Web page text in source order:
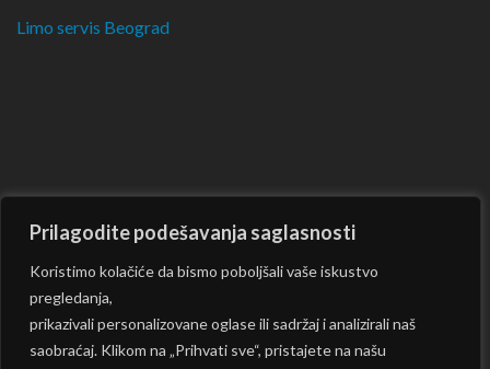
Prilagodite podešavanja saglasnosti
Koristimo kolačiće da bismo poboljšali vaše iskustvo
pregledanja,
prikazivali personalizovane oglase ili sadržaj i analizirali naš
saobraćaj. Klikom na „Prihvati sve“, pristajete na našu
Limo servis Beograd